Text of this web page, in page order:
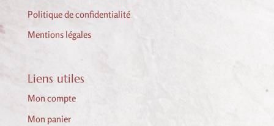
Politique de confidentialité
Mentions légales
Liens utiles
Mon compte
Mon panier